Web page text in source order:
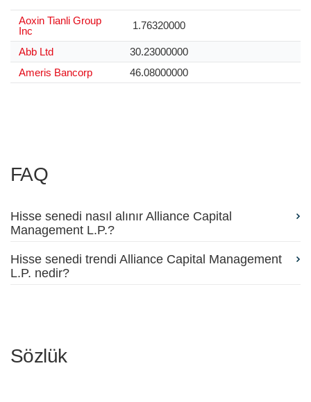
Aoxin Tianli Group
Inc
1.76320000
Abb Ltd
30.23000000
Ameris Bancorp
46.08000000
FAQ
Hisse senedi nasıl alınır Alliance Capital
Management L.P.?
Hisse senedi trendi Alliance Capital Management
L.P. nedir?
Sözlük